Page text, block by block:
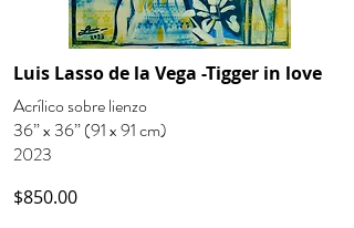
Luis Lasso de la Vega -Tigger in love
Acrílico sobre lienzo
36” x 36” (91 x 91 cm)
2023
$850.00